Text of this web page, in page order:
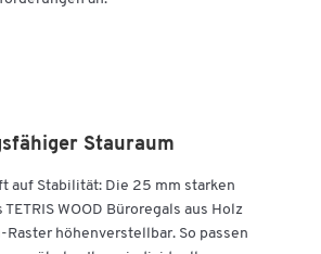
Stauraum
auf Stabilität: Die 25 mm starken
TETRIS WOOD Büroregals aus Holz
höhenverstellbar. So passen